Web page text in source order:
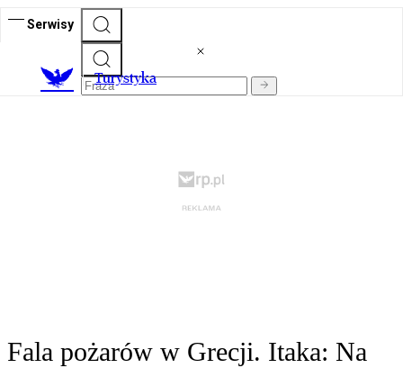
Serwisy
Turystyka
Fala pożarów w Grecji. Itaka: Na